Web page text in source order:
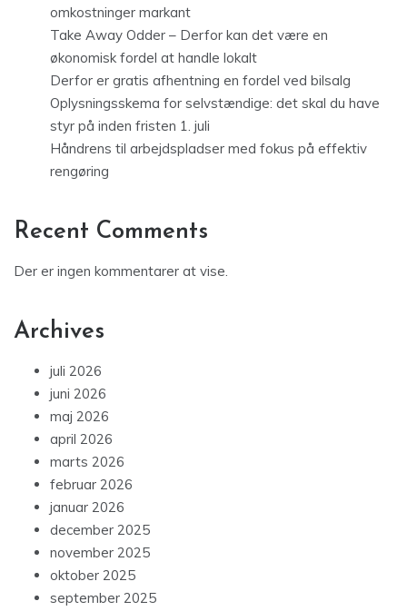
omkostninger markant
Take Away Odder – Derfor kan det være en
økonomisk fordel at handle lokalt
Derfor er gratis afhentning en fordel ved bilsalg
Oplysningsskema for selvstændige: det skal du have
styr på inden fristen 1. juli
Håndrens til arbejdspladser med fokus på effektiv
rengøring
Recent Comments
Der er ingen kommentarer at vise.
Archives
juli 2026
juni 2026
maj 2026
april 2026
marts 2026
februar 2026
januar 2026
december 2025
november 2025
oktober 2025
september 2025